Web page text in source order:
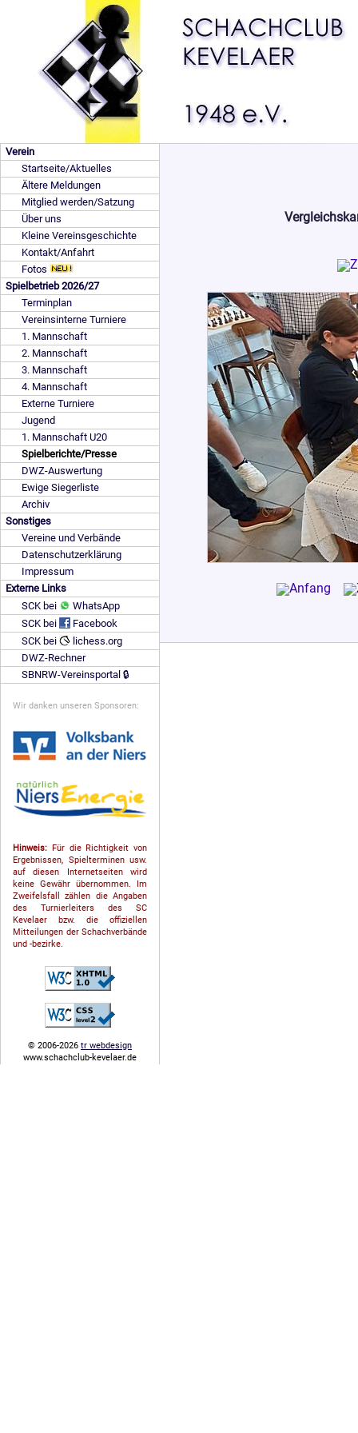
Verein
Startseite/Aktuelles
Ältere Meldungen
Mitglied werden/Satzung
Über uns
Kleine Vereinsgeschichte
Kontakt/Anfahrt
Fotos
Spielbetrieb 2026/27
Terminplan
Vereinsinterne Turniere
1. Mannschaft
2. Mannschaft
3. Mannschaft
4. Mannschaft
Externe Turniere
Jugend
1. Mannschaft U20
Spielberichte/Presse
DWZ-Auswertung
Ewige Siegerliste
Archiv
Sonstiges
Vereine und Verbände
Datenschutzerklärung
Impressum
Externe Links
SCK bei
WhatsApp
SCK bei
Facebook
SCK bei
lichess.org
DWZ-Rechner
SBNRW-Vereinsportal 🔒
Wir danken unseren Sponsoren:
Hinweis: Für die Richtigkeit von
Ergebnissen, Spielterminen usw.
auf diesen Internetseiten wird
keine Gewähr übernommen. Im
Zweifelsfall zählen die Angaben
des Turnierleiters des SC
Kevelaer bzw. die offiziellen
Mitteilungen der Schach­ver­bände
und -bezirke.
© 2006-2026 tr webdesign
www.schachclub-kevelaer.de